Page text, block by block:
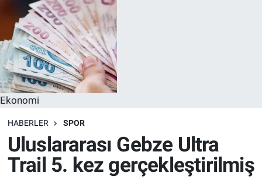
Ekonomi
HABERLER SPOR
Uluslararası Gebze Ultra
Trail 5. kez gerçekleştirilmiş